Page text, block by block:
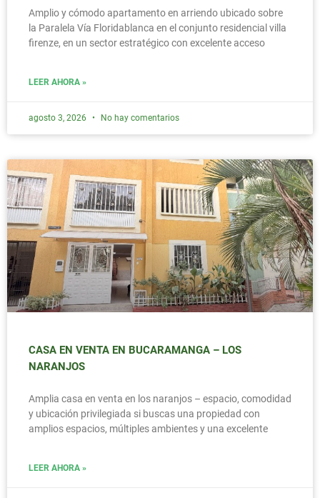
Amplio y cómodo apartamento en arriendo ubicado sobre
la Paralela Vía Floridablanca en el conjunto residencial villa
firenze, en un sector estratégico con excelente acceso
LEER AHORA »
agosto 3, 2026 No hay comentarios
CASA EN VENTA EN BUCARAMANGA – LOS
NARANJOS
Amplia casa en venta en los naranjos – espacio, comodidad
y ubicación privilegiada si buscas una propiedad con
amplios espacios, múltiples ambientes y una excelente
LEER AHORA »